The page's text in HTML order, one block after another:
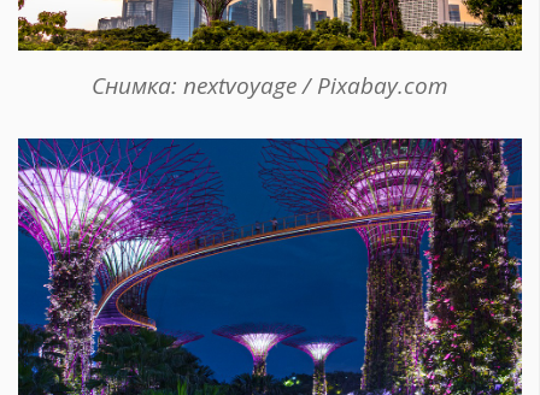
Снимка: nextvoyage / Pixabay.com